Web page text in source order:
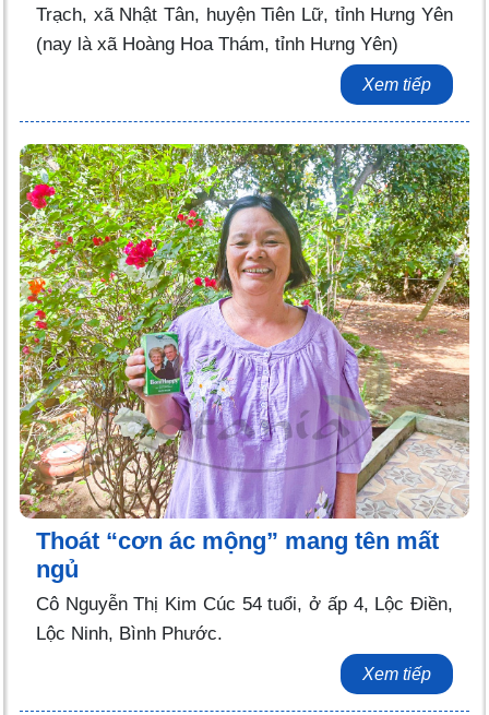
Trạch, xã Nhật Tân, huyện Tiên Lữ, tỉnh Hưng Yên
(nay là xã Hoàng Hoa Thám, tỉnh Hưng Yên)
Xem tiếp
Thoát “cơn ác mộng” mang tên mất
ngủ
Cô Nguyễn Thị Kim Cúc 54 tuổi, ở ấp 4, Lộc Điền,
Lộc Ninh, Bình Phước.
Xem tiếp